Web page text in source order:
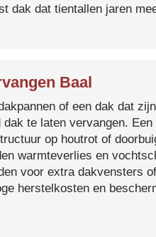
dak dat tientallen jaren
Baal
of een dak dat
te laten vervangen.
op houtrot of
warmteverlies en
voor extra dakvensters
herstelkosten en